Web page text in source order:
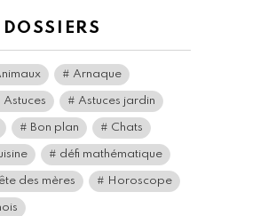
Arnaque
Astuces Astuces jardin
Bon plan Chats
défi mathématique
des mères Horoscope